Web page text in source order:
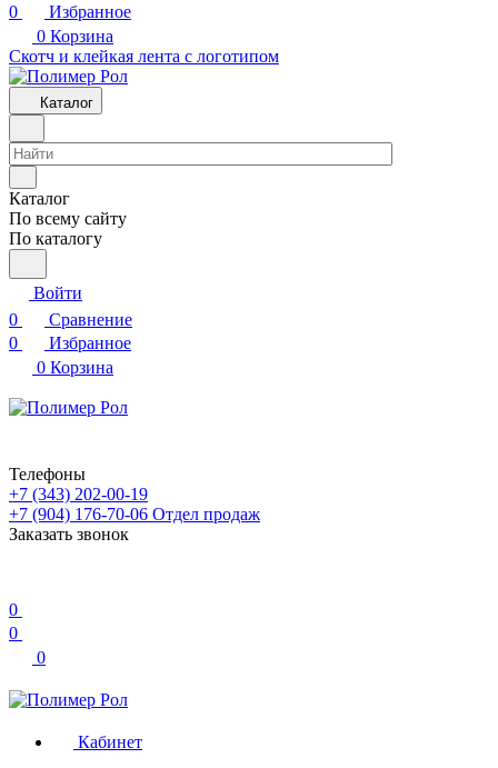
0
Избранное
0 Корзина
Скотч и клейкая лента с логотипом
Каталог
Каталог
По всему сайту
По каталогу
Войти
0
Сравнение
0
Избранное
0 Корзина
Телефоны
+7 (343) 202-00-19
+7 (904) 176-70-06 Отдел продаж
Заказать звонок
0
0
0
Кабинет